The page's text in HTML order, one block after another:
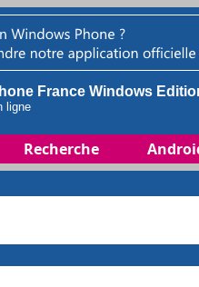
France Windows
ligne
Recherche